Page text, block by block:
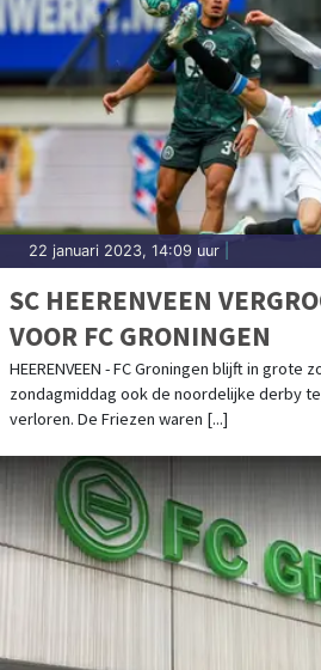
22 januari 2023, 14:09 uur
SC HEERENVEEN
VOOR FC GRONINGEN
HEERENVEEN - FC Groningen blijft in grote
zondagmiddag ook de noordelijke derby
verloren. De Friezen waren [...]